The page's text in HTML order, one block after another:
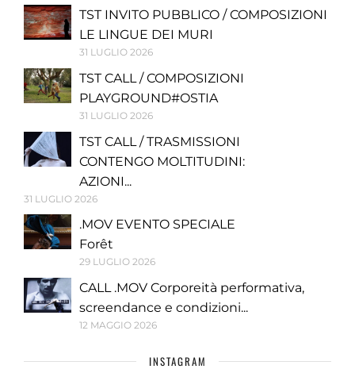
TST INVITO PUBBLICO / COMPOSIZIONI
LE LINGUE DEI MURI
31 LUGLIO 2026
TST CALL / COMPOSIZIONI
PLAYGROUND#OSTIA
31 LUGLIO 2026
TST CALL / TRASMISSIONI
CONTENGO MOLTITUDINI:
AZIONI...
31 LUGLIO 2026
.MOV EVENTO SPECIALE
Forêt
29 LUGLIO 2026
CALL .MOV Corporeità performativa,
screendance e condizioni...
12 MAGGIO 2026
INSTAGRAM